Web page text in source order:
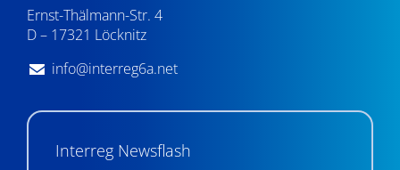
Ernst-Thälmann-Str. 4
D – 17321 Löcknitz
info@interreg6a.net
Interreg Newsflash